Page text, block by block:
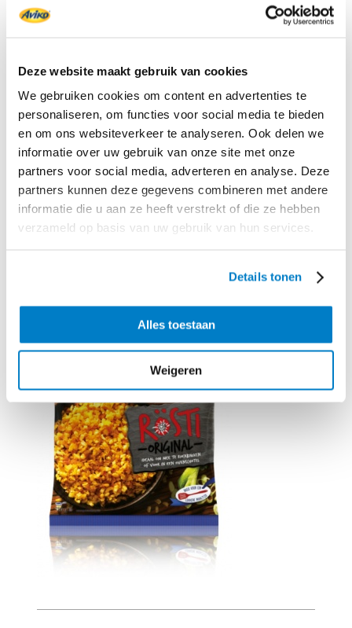
Deze website maakt gebruik van cookies
We gebruiken cookies om content en advertenties te
personaliseren, om functies voor social media te bieden
en om ons websiteverkeer te analyseren. Ook delen we
informatie over uw gebruik van onze site met onze
partners voor social media, adverteren en analyse. Deze
partners kunnen deze gegevens combineren met andere
informatie die u aan ze heeft verstrekt of die ze hebben
verzameld op basis van uw gebruik van hun services.
Details tonen
Alles toestaan
Weigeren
rösti op de bakplaat en bak in de voorverwarmde oven in 15-20 minuten
in een koekenpan de laatste eetlepel olijfolie. Bak de pancetta in
5 minuten knapperig uit. Voeg de rozemarijnnaaldjes toe en bak nog 1
minuut. Pureer de soep met de staafmixer en breng op smaak met zout
en peper. Schep de pancetta door de rösti.
Schepde soep in 4 kommen. Verdeel het röstimengsel erover. Maak de
soep eventueel af met een straaltje extra vierge olijfolie.
Tip:Voeg voor een extra feestelijk accent na het pureren 100 ml droge
witte wijn of slagroom toe aan de soep. Warm de soep nog even.